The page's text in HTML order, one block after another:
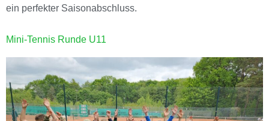
ein perfekter Saisonabschluss.
Mini-Tennis Runde U11